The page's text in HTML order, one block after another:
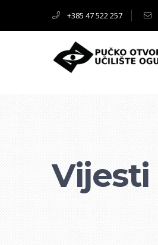
+385 47 522 257
Vijesti